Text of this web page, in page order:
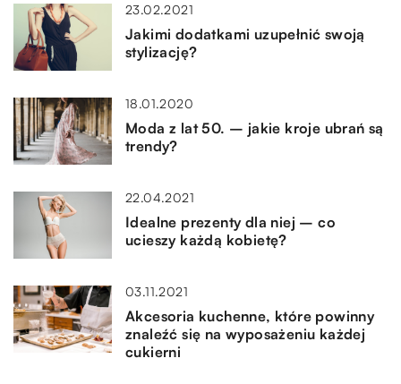
23.02.2021
Jakimi dodatkami uzupełnić swoją
stylizację?
18.01.2020
Moda z lat 50. – jakie kroje ubrań są
trendy?
22.04.2021
Idealne prezenty dla niej – co
ucieszy każdą kobietę?
03.11.2021
Akcesoria kuchenne, które powinny
znaleźć się na wyposażeniu każdej
cukierni